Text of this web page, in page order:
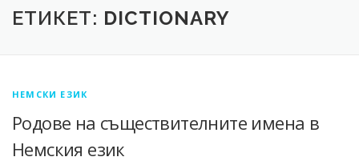
ЕТИКЕТ: DICTIONARY
НЕМСКИ ЕЗИК
Родове на съществителните имена в
Немския език